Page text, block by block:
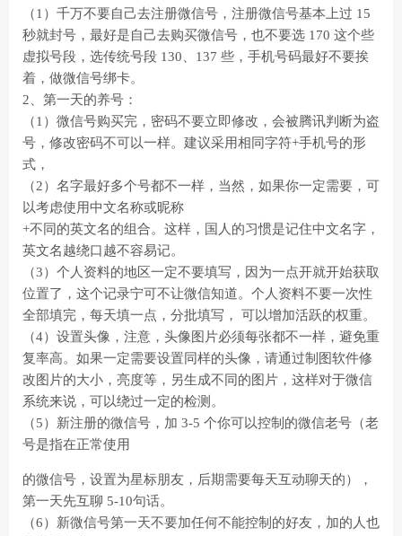
（1）千万不要自己去注册微信号，注册微信号基本上过 15
秒就封号，最好是自己去购买微信号，也不要选 170 这个些
虚拟号段，选传统号段 130、137 些，手机号码最好不要挨
着，做微信号绑卡。
2、第一天的养号：
（1）微信号购买完，密码不要立即修改，会被腾讯判断为盗
号，修改密码不可以一样。建议采用相同字符+手机号的形
式，
（2）名字最好多个号都不一样，当然，如果你一定需要，可
以考虑使用中文名称或昵称
+不同的英文名的组合。这样，国人的习惯是记住中文名字，
英文名越绕口越不容易记。
（3）个人资料的地区一定不要填写，因为一点开就开始获取
位置了，这个记录宁可不让微信知道。个人资料不要一次性
全部填完，每天填一点，分批填写， 可以增加活跃的权重。
（4）设置头像，注意，头像图片必须每张都不一样，避免重
复率高。如果一定需要设置同样的头像，请通过制图软件修
改图片的大小，亮度等，另生成不同的图片，这样对于微信
系统来说，可以绕过一定的检测。
（5）新注册的微信号，加 3-5 个你可以控制的微信老号（老
号是指在正常使用
的微信号，设置为星标朋友，后期需要每天互动聊天的），
第一天先互聊 5-10句话。
（6）新微信号第一天不要加任何不能控制的好友，加的人也